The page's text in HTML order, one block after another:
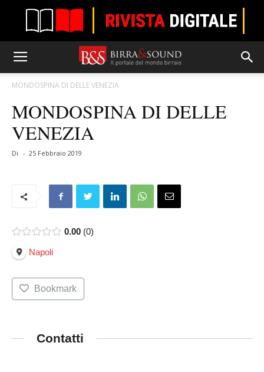
MONDOSPINA DI DELLE VENEZIA
MONDOSPINA DI DELLE
VENEZIA
Di - 25 Febbraio 2019
0.00 0
Napoli
Bookmark
Contatti